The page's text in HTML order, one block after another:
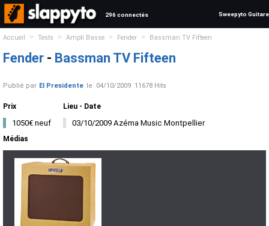
296 connectés Sweepyto Guitare
Accueil > Tests > Ampli Basse > Fender > Bassman TV Fifteen
Fender - Bassman TV Fifteen
Publié par El Presidente le 04/10/2009 11678 Hits
Prix
1050€ neuf
Lieu - Date
03/10/2009 Azéma Music Montpellier
Médias